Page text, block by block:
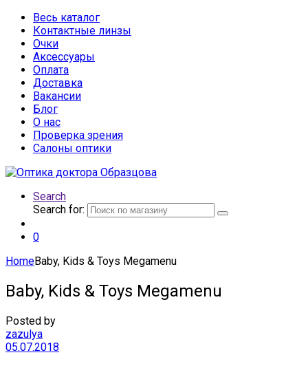
Весь каталог
Контактные линзы
Очки
Аксессуары
Оплата
Доставка
Вакансии
Блог
О нас
Проверка зрения
Салоны оптики
Search
Search for:
0
HomeBaby, Kids & Toys Megamenu
Baby, Kids & Toys Megamenu
Posted by
zazulya
05.07.2018